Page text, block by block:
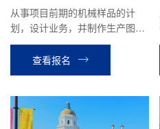
从事项目前期的机械样品的计
划，设计业务，并制作生产图
纸，机械组装等业务
查看报名